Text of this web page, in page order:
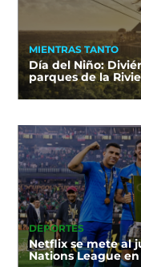
MIENTRAS TANTO
Día del Niño:
parques de la
DEPORTES
Netflix se mete al
Nations League